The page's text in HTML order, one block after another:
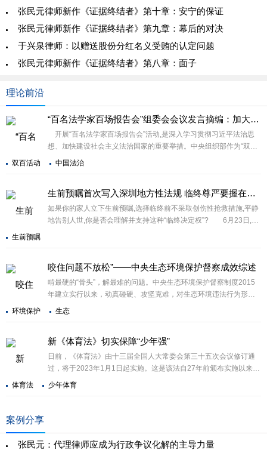
张民元律师新作《证据终结者》第十章：安宁的保证
张民元律师新作《证据终结者》第九章：幕后的对决
于兴泉律师：以赠送股份分红名义受贿的认定问题
张民元律师新作《证据终结者》第八章：面子
理论前沿
“百名法学家百场报告会”组委会会议发言摘编：加大全民普法工作力度
开展“百名法学家百场报告会”活动,是深入学习贯彻习近平法治思
想、加快建设社会主义法治国家的重要举措。中央组织部作为“双
百”活动组委会成员单位,根据工作部署,结合职能职责,着力加强党员
双百活动 中国法治
生前预嘱首次写入深圳地方性法规 临终尊严要握在自己手中
如果你的家人立下生前预嘱,选择临终前不采取创伤性抢救措施,平静
地告别人世,你是否会理解并支持这种“临终决定权”? 6月23日,深
生前预嘱
咬住问题不放松”——中央生态环境保护督察成效综述
啃最硬的“骨头”，解最难的问题。中央生态环境保护督察制度2015
年建立实行以来，动真碰硬、攻坚克难，对生态环境违法行为形成
强大震慑，推动一批影响重大、久拖不决的难题得到破解，切实解
环境保护 生态
新《体育法》切实保障“少年强”
日前，《体育法》由十三届全国人大常委会第三十五次会议修订通
过，将于2023年1月1日起实施。这是该法自27年前颁布实施以来首
次全面系统修订，而其中，第三章“青少年和学校体育”改动较大、亮
体育法 少年体育
案例分享
张民元：代理律师应成为行政争议化解的主导力量